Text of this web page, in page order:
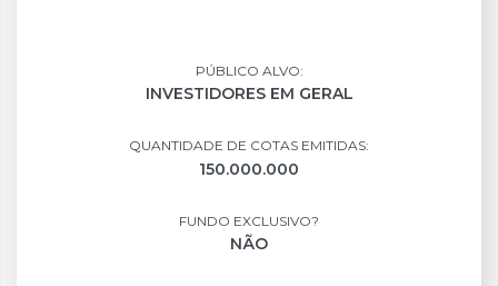
PÚBLICO ALVO:
INVESTIDORES EM GERAL
QUANTIDADE DE COTAS EMITIDAS:
150.000.000
FUNDO EXCLUSIVO?
NÃO